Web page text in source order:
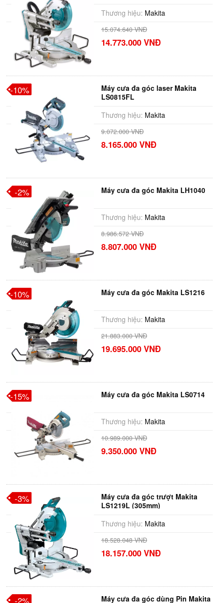
Thương hiệu: Makita
15.074.640 VNĐ
14.773.000 VNĐ
Máy cưa đa góc laser Makita
LS0815FL
Thương hiệu: Makita
9.072.000 VNĐ
8.165.000 VNĐ
-10%
Máy cưa đa góc Makita LH1040
Thương hiệu: Makita
8.986.572 VNĐ
8.807.000 VNĐ
-2%
Máy cưa đa góc Makita LS1216
Thương hiệu: Makita
21.883.000 VNĐ
19.695.000 VNĐ
-10%
Máy cưa đa góc Makita LS0714
Thương hiệu: Makita
10.989.000 VNĐ
9.350.000 VNĐ
-15%
Máy cưa đa góc trượt Makita
LS1219L (305mm)
Thương hiệu: Makita
18.528.048 VNĐ
18.157.000 VNĐ
-3%
Máy cưa đa góc dùng Pin Makita
-2%